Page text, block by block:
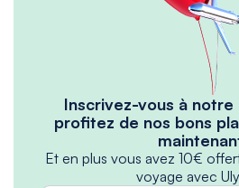
Inscrivez-vous à
profitez de nos bons
Et en plus vous avez 10€
voyage avec